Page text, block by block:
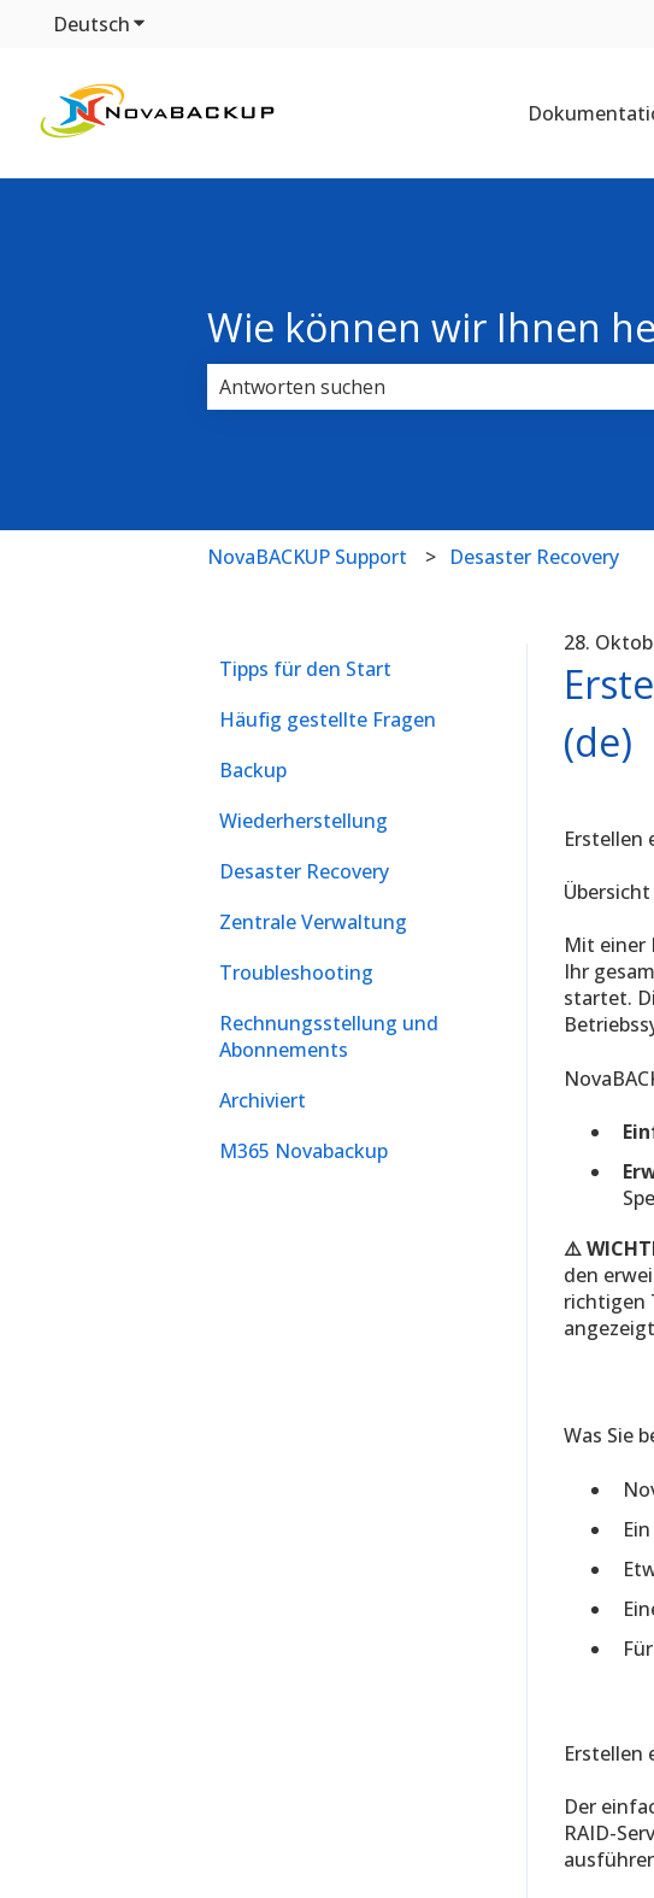
DeutschUntermenü für Übersetzungen anzeigen
Wie können wir Ihnen
NovaBACKUP Support Desaster Recovery
28.
(de)
Erstellen
Übersicht
Mit einer
Ihr
startet.
⚠️
den
richtigen
Was Sie
Erstellen
Der
RAID-
Tipps für den Start
Häufig gestellte Fragen
Backup
Wiederherstellung
Desaster Recovery
Zentrale Verwaltung
Troubleshooting
Rechnungsstellung und
Abonnements
Archiviert
M365 Novabackup